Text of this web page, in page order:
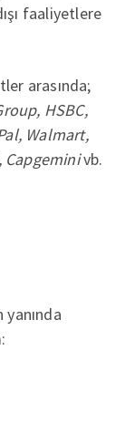
faaliyetlere
arasında;
HSBC,
Walmart,
Capgeminivb.